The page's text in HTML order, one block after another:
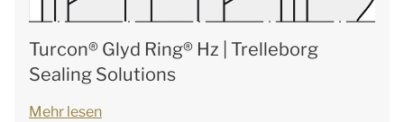
Turcon® Glyd Ring® Hz | Trelleborg
Sealing Solutions
Mehr lesen